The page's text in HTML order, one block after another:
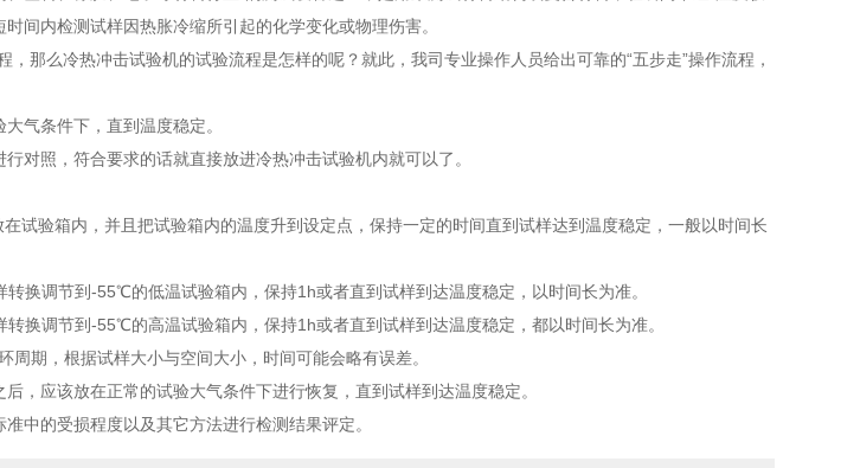
间内检测试样因热胀冷缩所引起的化学变化或物理伤害。
么冷热冲击试验机的试验流程是怎样的呢？就此，我司专业操作人员给出可靠的“五步走”操作流程，
气条件下，直到温度稳定。
照，符合要求的话就直接放进冷热冲击试验机内就可以了。
在试验箱内，并且把试验箱内的温度升到设定点，保持一定的时间直到试样达到温度稳定，一般以时间长
调节到-55℃的低温试验箱内，保持1h或者直到试样到达温度稳定，以时间长为准。
调节到-55℃的高温试验箱内，保持1h或者直到试样到达温度稳定，都以时间长为准。
期，根据试样大小与空间大小，时间可能会略有误差。
应该放在正常的试验大气条件下进行恢复，直到试样到达温度稳定。
准中的受损程度以及其它方法进行检测结果评定。